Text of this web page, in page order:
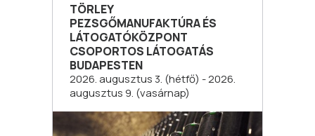
TÖRLEY
PEZSGŐMANUFAKTÚRA ÉS
LÁTOGATÓKÖZPONT
CSOPORTOS LÁTOGATÁS
BUDAPESTEN
2026. augusztus 3. (hétfő) - 2026.
augusztus 9. (vasárnap)